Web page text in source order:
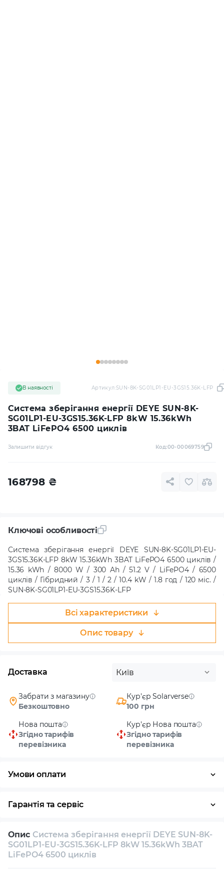
Система зберігання енергії DEYE SUN-8K-
SG01LP1-EU-3GS15.36K-LFP 8kW 15.36kWh
3BAT LiFePO4 6500 циклів
В наявності Артикул:SUN-8K-SG01LP1-EU-3GS15.36K-LFP
Залишити відгук Код:00-00069759
168798 ₴
Ключові особливості
Система зберігання енергії DEYE SUN-8K-SG01LP1-EU-
3GS15.36K-LFP 8kW 15.36kWh 3BAT LiFePO4 6500 циклів /
15.36 kWh / 8000 W / 300 Ah / 51.2 V / LiFePO4 / 6500
циклів / Гібридний / 3 / 1 / 2 / 10.4 kW / 1.8 год / 120 міс. /
SUN-8K-SG01LP1-EU-3GS15.36K-LFP
Всі характеристики
Опис товару
Доставка Київ
Забрати з магазину
Безкоштовно
Кур'єр Solarverse
100 грн
Нова пошта
Згідно тарифів
перевізника
Кур'єр Нова пошта
Згідно тарифів
перевізника
Умови оплати
Гарантія та сервіс
Власний сервісний центр Технічна підтримка
Консультація
Опис Система зберігання енергії DEYE SUN-8K-
SG01LP1-EU-3GS15.36K-LFP 8kW 15.36kWh 3BAT
LiFePO4 6500 циклів